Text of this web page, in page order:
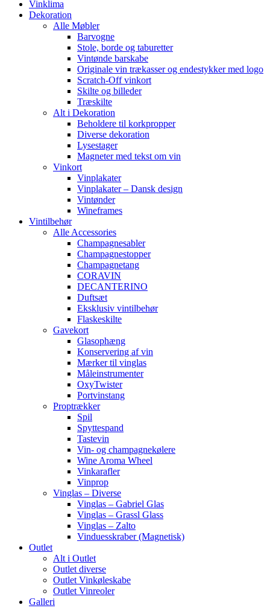
Vinklima
Dekoration
Alle Møbler
Barvogne
Stole, borde og taburetter
Vintønde barskabe
Originale vin trækasser og endestykker med logo
Scratch-Off vinkort
Skilte og billeder
Træskilte
Alt i Dekoration
Beholdere til korkpropper
Diverse dekoration
Lysestager
Magneter med tekst om vin
Vinkort
Vinplakater
Vinplakater – Dansk design
Vintønder
Wineframes
Vintilbehør
Alle Accessories
Champagnesabler
Champagnestopper
Champagnetang
CORAVIN
DECANTERINO
Duftsæt
Eksklusiv vintilbehør
Flaskeskilte
Gavekort
Glasophæng
Konservering af vin
Mærker til vinglas
Måleinstrumenter
OxyTwister
Portvinstang
Proptrækker
Spil
Spyttespand
Tastevin
Vin- og champagnekølere
Wine Aroma Wheel
Vinkarafler
Vinprop
Vinglas – Diverse
Vinglas – Gabriel Glas
Vinglas – Grassl Glass
Vinglas – Zalto
Vinduesskraber (Magnetisk)
Outlet
Alt i Outlet
Outlet diverse
Outlet Vinkøleskabe
Outlet Vinreoler
Galleri